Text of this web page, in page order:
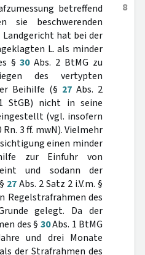
8
betreffend
sie beschwerenden
Landgericht hat bei der
L. als minder
§30Abs. 2 BtMG zu
des vertypten
Beihilfe (§ 27 Abs. 2
StGB) nicht in seine
(vgl. insofern
Rn. 3 ff. mwN). Vielmehr
einen minder
zur Einfuhr von
und sodann der
27Abs. 2 Satz 2 i.V.m. §
Regelstrafrahmen des
gelegt. Da der
des § 30Abs. 1 BtMG
und drei Monate
der Strafrahmen des